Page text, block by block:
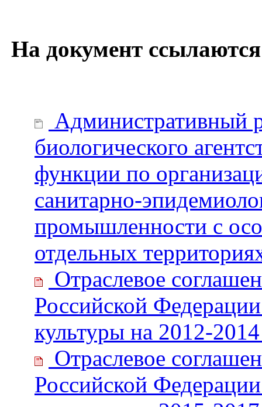
На документ
Административный
биологического
функции по
санитарно-
промышленности с
отдельных
Отраслевое
Российской
культуры на 2012-
Отраслевое
Российской